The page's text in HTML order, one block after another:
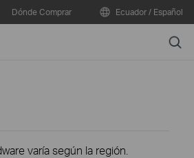
Dónde Comprar Ecuador / Español
Search
varía según la región.